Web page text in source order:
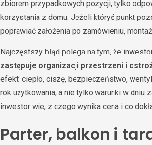
zbiorem przypadkowych pozycji, tylko
korzystania z domu. Jeżeli któryś punkt
poprawiać założenia po zamówieniu,
Najczęstszy błąd polega na tym, że
zastępuje organizacji przestrzeni i
efekt: ciepło, ciszę, bezpieczeństwo,
rok użytkowania, a nie tylko warunki w dniu
inwestor wie, z czego wynika cena i co
Parter, balkon i